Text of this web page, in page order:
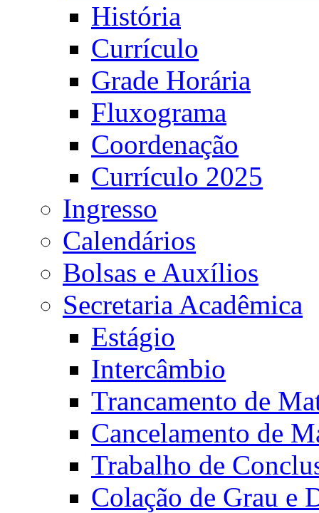
História
Currículo
Grade Horária
Fluxograma
Coordenação
Currículo 2025
Ingresso
Calendários
Bolsas e Auxílios
Secretaria Acadêmica
Estágio
Intercâmbio
Trancamento de
Cancelamento de
Trabalho de
Colação de Grau e